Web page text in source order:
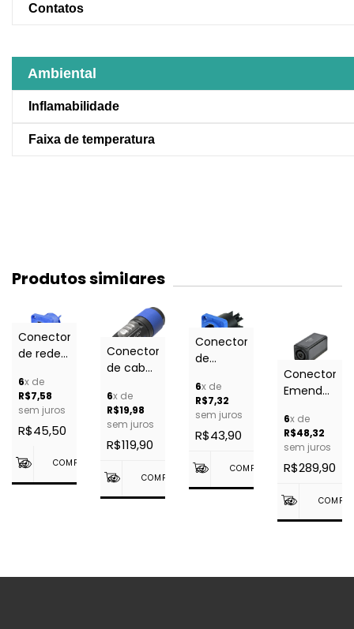
Contatos
Ambiental
Inflamabilidade
Faixa de temperatura
Produtos similares
Conector
de rede
trava
powerCON
NAC3MPXXA
6x de
R$7,58
sem juros
R$45,50
Conector
de cabo
alimentação
CA com
trava
NAC3FXXA-
NEUTRIK
6x de
R$19,98
sem juros
R$119,90
Conector
de
CA de 3
condutores
com
trava
1 NEUTRIK
6x de
R$7,32
sem juros
R$43,90
Conector
Emenda
- NEUTRIK
6x de
R$48,32
sem juros
R$289,90